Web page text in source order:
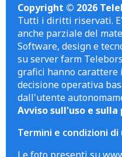
Copyright © 2026
Tutti i diritti riservati.
anche parziale del
Software, design e
su server farm
grafici hanno carattere
decisione operativa
dall'utente
Avviso sull'uso e
Termini e condizioni di